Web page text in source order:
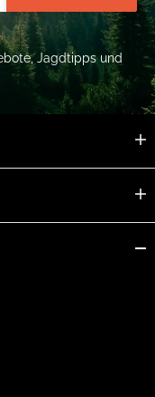
Jagdtipps und